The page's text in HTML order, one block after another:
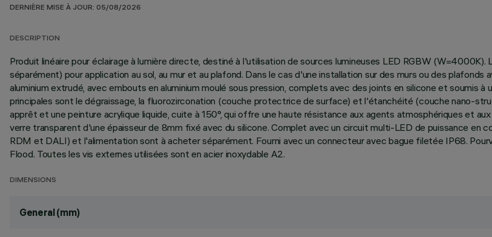
DERNIÈRE MISE À JOUR: 05/08/2026
DESCRIPTION
Produit linéaire pour éclairage à lumière directe, destiné à l'utilisation de sources lumineuses LED RGBW
séparément) pour application au sol, au mur et au plafond. Dans le cas d'une installation sur des murs ou des
aluminium extrudé, avec embouts en aluminium moulé sous pression, complets avec des joints en silicone et soumis
principales sont le dégraissage, la fluorozirconation (couche protectrice de surface) et l'étanchéité (couche nano-
apprêt et une peinture acrylique liquide, cuite à 150°, qui offre une haute résistance aux agents atmosphériques et
verre transparent d'une épaisseur de 8mm fixé avec du silicone. Complet avec un circuit multi-LED de puissance
RDM et DALI) et l'alimentation sont à acheter séparément. Fourni avec un connecteur avec bague filetée IP68.
Flood. Toutes les vis externes utilisées sont en acier inoxydable A2.
DIMENSIONS
General (mm)